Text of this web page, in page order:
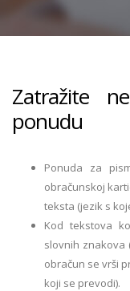
Zatražite
ponudu
Ponuda za
obračunskoj
teksta (jezik s
Kod tekstova
slovnih znakova
obračun se vrši
koji se prevodi).